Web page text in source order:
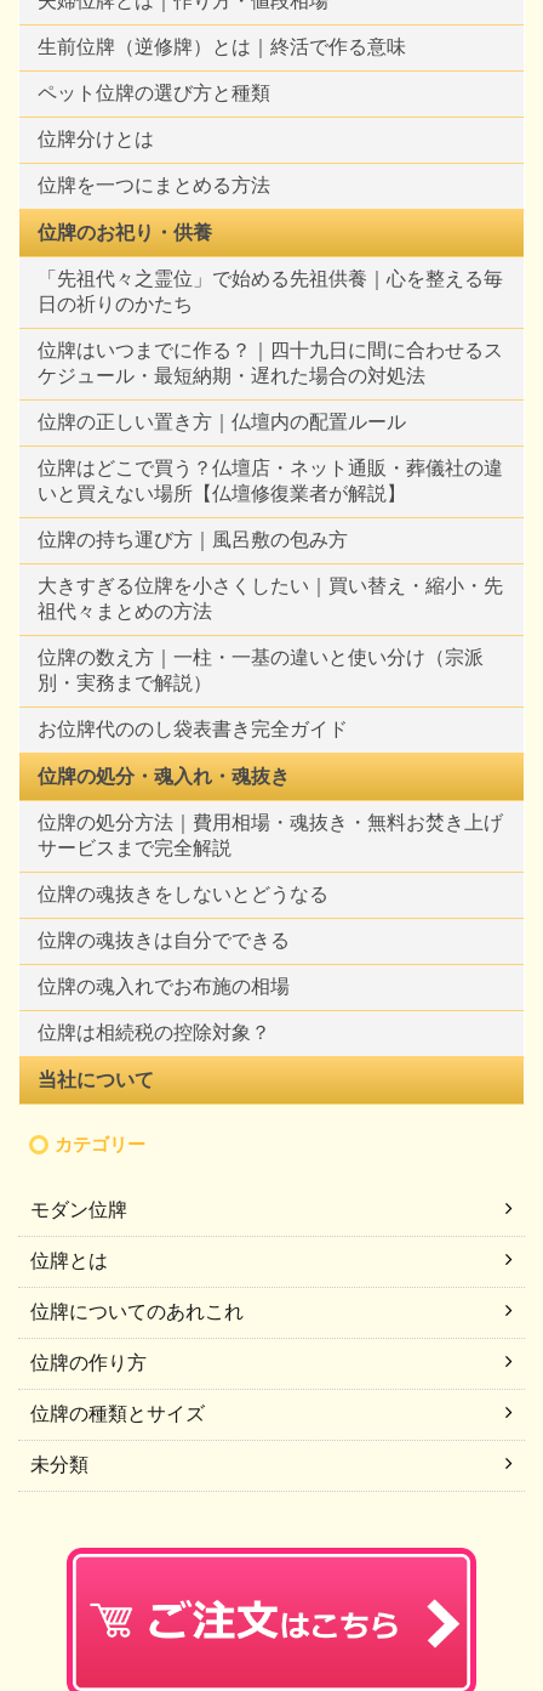
生前位牌（逆修牌）とは｜終活で作る意味
ペット位牌の選び方と種類
位牌分けとは
位牌を一つにまとめる方法
位牌のお祀り・供養
「先祖代々之霊位」で始める先祖供養｜心を整える毎
日の祈りのかたち
位牌はいつまでに作る？｜四十九日に間に合わせるス
ケジュール・最短納期・遅れた場合の対処法
位牌の正しい置き方｜仏壇内の配置ルール
位牌はどこで買う？仏壇店・ネット通販・葬儀社の違
いと買えない場所【仏壇修復業者が解説】
位牌の持ち運び方｜風呂敷の包み方
大きすぎる位牌を小さくしたい｜買い替え・縮小・先
祖代々まとめの方法
位牌の数え方｜一柱・一基の違いと使い分け（宗派
別・実務まで解説）
お位牌代ののし袋表書き完全ガイド
位牌の処分・魂入れ・魂抜き
位牌の処分方法｜費用相場・魂抜き・無料お焚き上げ
サービスまで完全解説
位牌の魂抜きをしないとどうなる
位牌の魂抜きは自分でできる
位牌の魂入れでお布施の相場
位牌は相続税の控除対象？
当社について
カテゴリー
モダン位牌
位牌とは
位牌についてのあれこれ
位牌の作り方
位牌の種類とサイズ
未分類